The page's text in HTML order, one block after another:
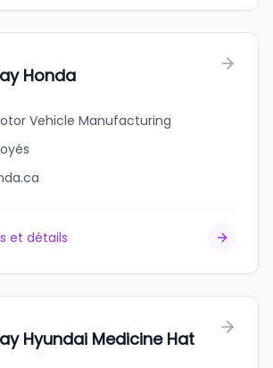
Honda
Vehicle Manufacturing
et détails
Hyundai Medicine Hat